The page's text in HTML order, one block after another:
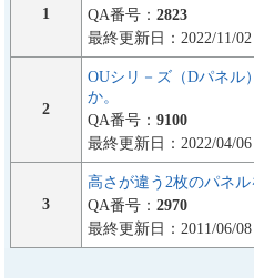
1
QA番号： 2823
最終更新日：2022/11/02
2
OUシリ－ズ（Dパネル
か。
QA番号： 9100
最終更新日：2022/04/06
3
高さが違う2枚のパネ
QA番号： 2970
最終更新日：2011/06/08